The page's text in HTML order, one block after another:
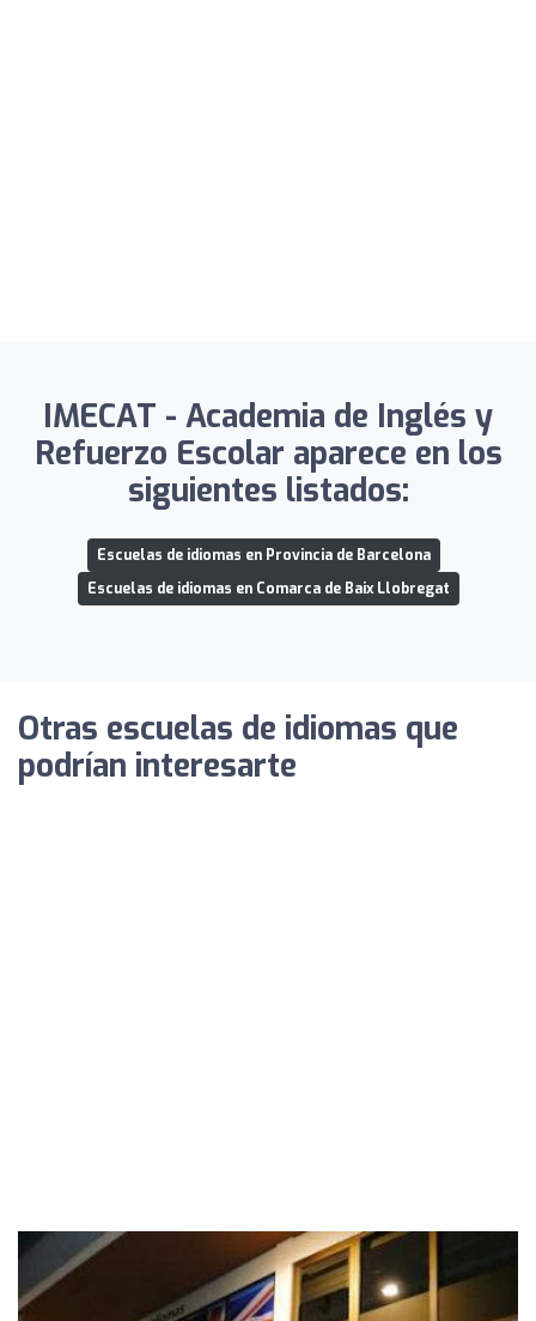
IMECAT - Academia de Inglés y
Refuerzo Escolar aparece en los
siguientes listados:
Escuelas de idiomas en Provincia de Barcelona
Escuelas de idiomas en Comarca de Baix Llobregat
Otras escuelas de idiomas que
podrían interesarte